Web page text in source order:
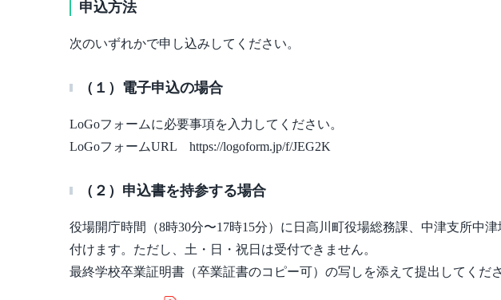
申込方法
次のいずれかで申し込みしてください。
（１）電子申込の場合
LoGoフォームに必要事項を入力してください。
LoGoフォームURL https://logoform.jp/f/JEG2K
（２）申込書を持参する場合
役場開庁時間（8時30分〜17時15分）に日高川町役場総務課、中津支所中
付けます。ただし、土・日・祝日は受付できません。
最終学校卒業証明書（卒業証書のコピー可）の写しを添えて提出してくださ